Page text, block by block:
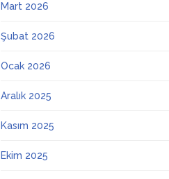
Mart 2026
Şubat 2026
Ocak 2026
Aralık 2025
Kasım 2025
Ekim 2025